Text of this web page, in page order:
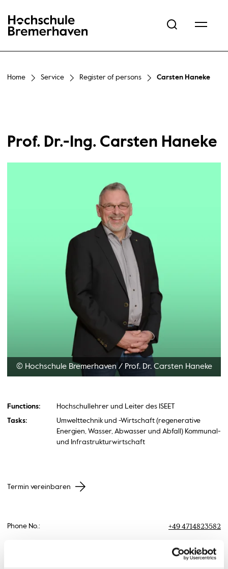
Hochschule Bremerhaven
Home Service Register of persons Carsten Haneke
Prof. Dr.-Ing. Carsten Haneke
© Hochschule Bremerhaven/Prof. Dr. Carsten Haneke
Functions:
Hochschullehrer und Leiter des ISEET
Tasks:
Umwelttechnik und -Wirtschaft (regenerative
Energien, Wasser, Abwasser und Abfall) Kommunal-
und Infrastrukturwirtschaft
Termin vereinbaren
Phone No.: +49 4714823582
+49 1732908719